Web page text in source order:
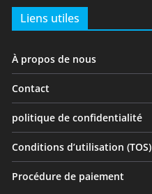
Liens utiles
À propos de nous
Contact
politique de confidentialité
Conditions d’utilisation (TOS)
Procédure de paiement